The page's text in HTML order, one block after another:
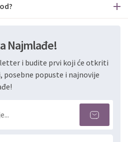
Najmlađe!
i budite prvi koji će otkriti
popuste i najnovije